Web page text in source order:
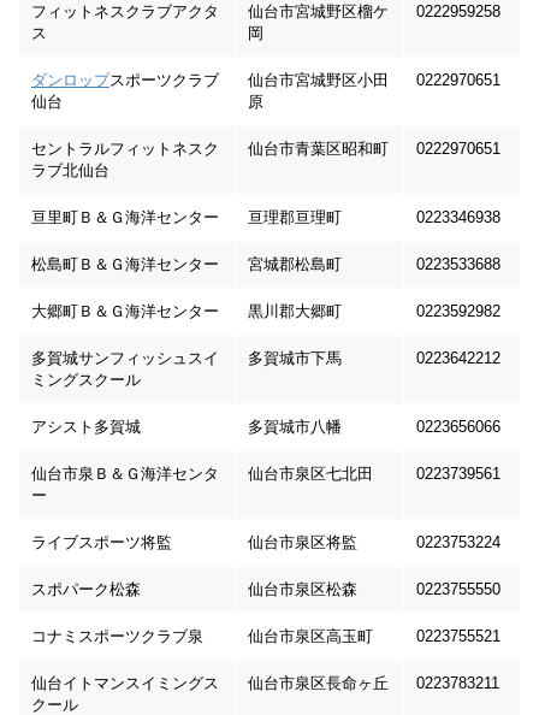
フィットネスクラブアクタ
ス
仙台市宮城野区榴ケ
岡
0222959258
ダンロップスポーツクラブ
仙台
仙台市宮城野区小田
原
0222970651
セントラルフィットネスク
ラブ北仙台
仙台市青葉区昭和町 0222970651
亘里町Ｂ＆Ｇ海洋センター 亘理郡亘理町 0223346938
松島町Ｂ＆Ｇ海洋センター 宮城郡松島町 0223533688
大郷町Ｂ＆Ｇ海洋センター 黒川郡大郷町 0223592982
多賀城サンフィッシュスイ
ミングスクール
多賀城市下馬 0223642212
アシスト多賀城 多賀城市八幡 0223656066
仙台市泉Ｂ＆Ｇ海洋センタ
ー
仙台市泉区七北田 0223739561
ライブスポーツ将監 仙台市泉区将監 0223753224
スポパーク松森 仙台市泉区松森 0223755550
コナミスポーツクラブ泉 仙台市泉区高玉町 0223755521
仙台イトマンスイミングス
クール
仙台市泉区長命ヶ丘 0223783211